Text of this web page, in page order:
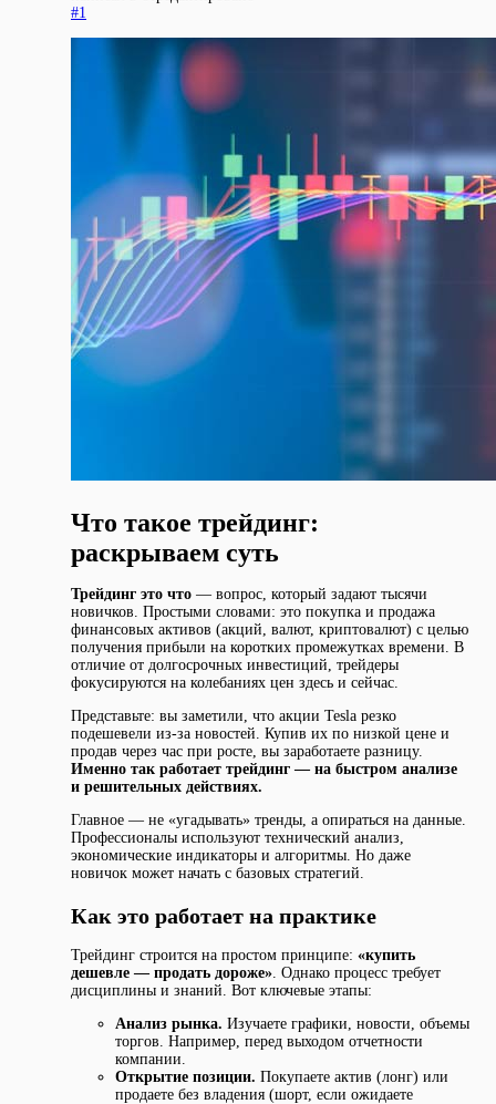
#1
Что такое трейдинг:
раскрываем суть
Трейдинг это что — вопрос, который задают тысячи
новичков. Простыми словами: это покупка и продажа
финансовых активов (акций, валют, криптовалют) с целью
получения прибыли на коротких промежутках времени. В
отличие от долгосрочных инвестиций, трейдеры
фокусируются на колебаниях цен здесь и сейчас.
Представьте: вы заметили, что акции Tesla резко
подешевели из-за новостей. Купив их по низкой цене и
продав через час при росте, вы заработаете разницу.
Именно так работает трейдинг — на быстром анализе
и решительных действиях.
Главное — не «угадывать» тренды, а опираться на данные.
Профессионалы используют технический анализ,
экономические индикаторы и алгоритмы. Но даже
новичок может начать с базовых стратегий.
Как это работает на практике
Трейдинг строится на простом принципе: «купить
дешевле — продать дороже». Однако процесс требует
дисциплины и знаний. Вот ключевые этапы:
Анализ рынка. Изучаете графики, новости, объемы
торгов. Например, перед выходом отчетности
компании.
Открытие позиции. Покупаете актив (лонг) или
продаете без владения (шорт, если ожидаете